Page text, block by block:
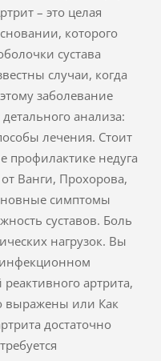
– это целая
которого
сустава
случаи, когда
заболевание
анализа:
лечения. Стоит
профилактике недуга
Ванги, Прохорова,
симптомы
суставов. Боль
нагрузок. Вы
артрита,
выражены или Как
достаточно